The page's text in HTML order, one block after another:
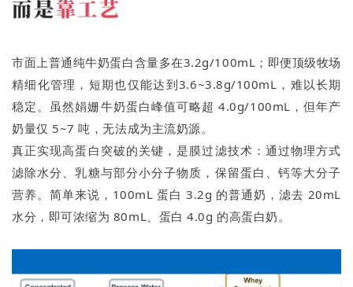
市面上普通纯牛奶蛋白含量多在3.2g/100mL；即便顶级牧场
精细化管理，短期也仅能达到3.6~3.8g/100mL，难以长期
稳定。虽然娟姗牛奶蛋白峰值可略超 4.0g/100mL，但年产
奶量仅 5~7 吨，无法成为主流奶源。
真正实现高蛋白突破的关键，是膜过滤技术：通过物理方式
滤除水分、乳糖与部分小分子物质，保留蛋白、钙等大分子
营养。简单来说，100mL 蛋白 3.2g 的普通奶，滤去 20mL
水分，即可浓缩为 80mL、蛋白 4.0g 的高蛋白奶。